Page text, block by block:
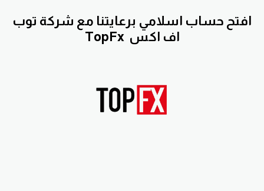
افتح حساب اسلامي برعايتنا مع شركة توب
اف اكس TopFx